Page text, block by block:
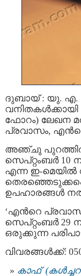
ദുബായ് : യു. എ.
വനിതകള്‍ക്കായി
ഫോറം) ലേഖന
പ്രവാസം,
അഞ്ചു പുറത്തില്‍
സെപ്റ്റംബര്‍ 10 ന്
എന്ന ഇ-മെയില്‍
ഉപഹാരങ്ങൾ
‘എന്‍റെ
സെപ്റ്റംബര്‍ 29
ഒരുക്കുന്ന
വിവരങ്ങള്‍ക്ക്: 050
കാഫ്